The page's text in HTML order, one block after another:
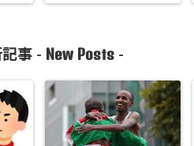
事 - New Posts -